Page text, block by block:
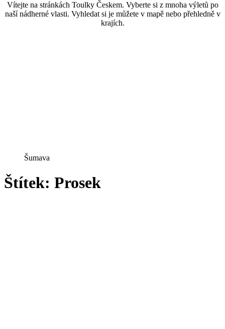
Vítejte na stránkách Toulky Českem. Vyberte si z mnoha výletů po
naší nádherné vlasti. Vyhledat si je můžete v mapě nebo přehledně v
krajích.
Šumava
Štítek: Prosek